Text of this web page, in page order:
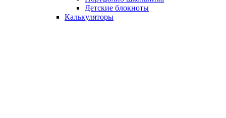
Детские блокноты
Калькуляторы